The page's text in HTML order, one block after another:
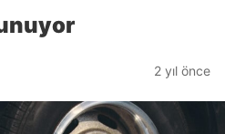
2 yıl önce